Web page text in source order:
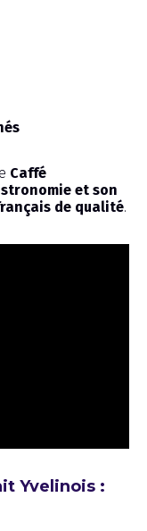
Caffé
et son
de qualité.
Yvelinois :